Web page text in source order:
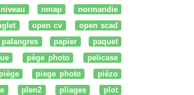
niveau nmap
normandie
open cv
open scad
palangres papier
paquet
pège photo
pelicase
piège piege photo
piézo
plen2 pliages
plot